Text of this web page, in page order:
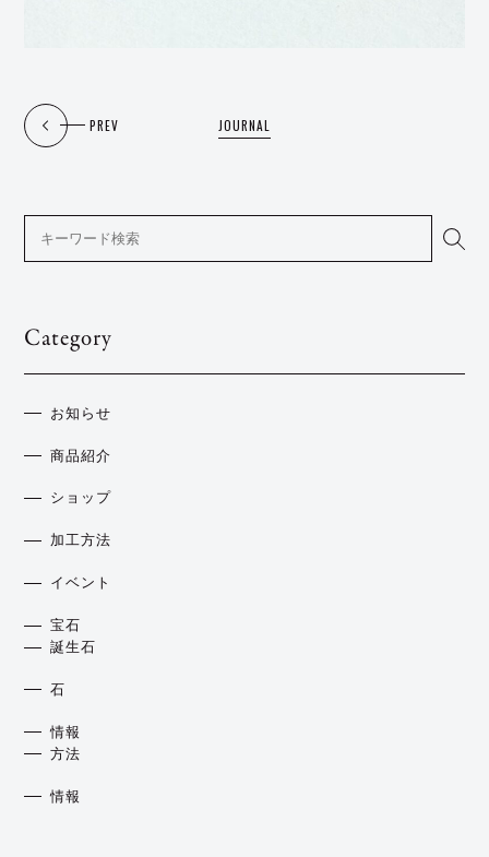
PREV JOURNAL
Category
お知らせ
商品紹介
ショップ
加工方法
イベント
宝石
誕生石
石
情報
方法
情報